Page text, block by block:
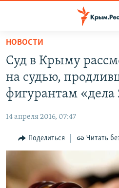
Вернуться
основному
содержанию
Вернутся
главной
навигации
Вернутся
СПЕЦПРОЕКТЫ
11 ЛЕТ ОККУПАЦИИ КРЫМА. 11
ВОДА
ЕЩЕ
ИНТЕРАКТИВ
ТЕЛЕПРОЕКТ КРЫМ.РЕАЛИИ
РАДІО СВОБОДА
Українською
НОВОСТИ
Суд в Крыму
на судью,
фигурантам «дела
14 апреля 2016, 07:47
Поделиться Читать